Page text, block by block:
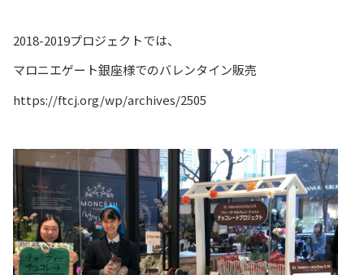
2018-2019プロジェクトでは、
マロニエゲート銀座様でのバレンタイン販売
https://ftcj.org/wp/archives/2505